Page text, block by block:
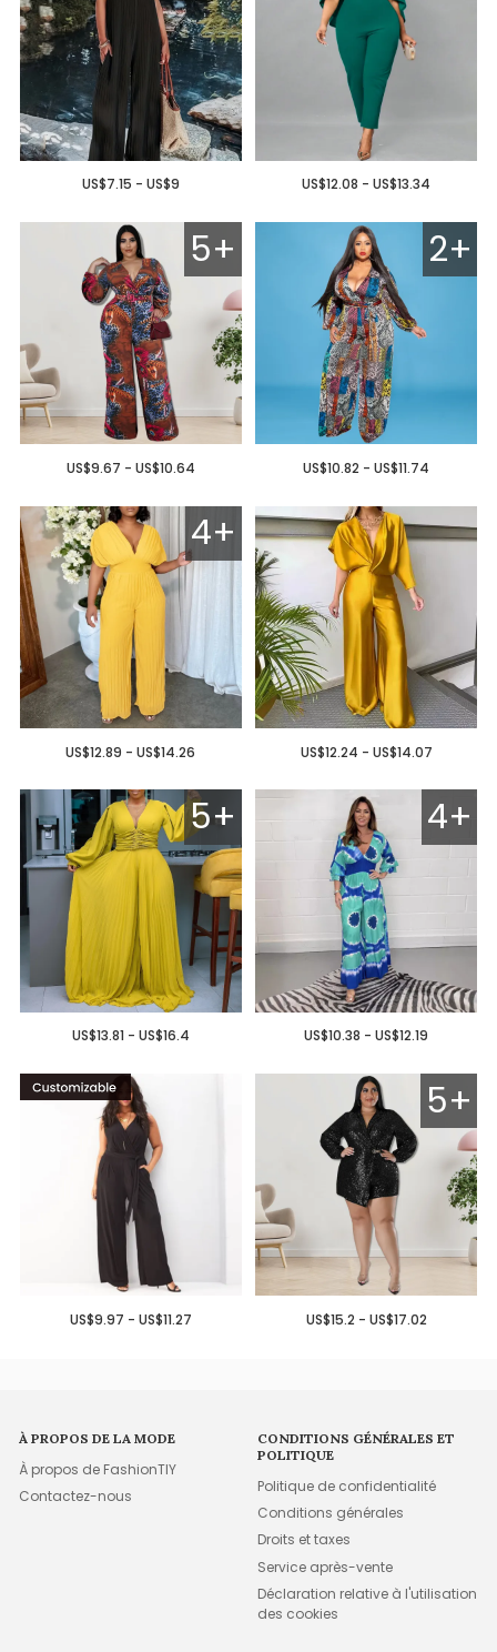
US$7.15 - US$9 US$12.08 - US$13.34
5+
US$9.67 - US$10.64
2+
US$10.82 - US$11.74
4+
US$12.89 - US$14.26 US$12.24 - US$14.07
5+
US$13.81 - US$16.4
4+
US$10.38 - US$12.19
US$9.97 - US$11.27
5+
US$15.2 - US$17.02
À PROPOS DE LA MODE
À propos de FashionTIY
Contactez-nous
CONDITIONS GÉNÉRALES ET
POLITIQUE
Politique de confidentialité
Conditions générales
Droits et taxes
Service après-vente
Déclaration relative à l'utilisation
des cookies